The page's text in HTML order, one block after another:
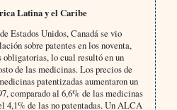
Latina y el Caribe
Estados Unidos, Canadá se vio
sobre patentes en los noventa,
lo cual resultó en un
de las medicinas. Los precios de
patentizadas aumentaron un
comparado al 6,6% de las medicinas
4,1% de las no patentadas. Un ALCA